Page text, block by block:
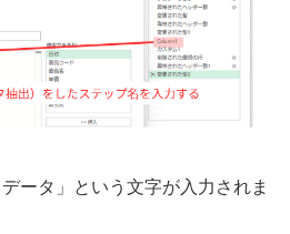
ータ」という文字が入力されま